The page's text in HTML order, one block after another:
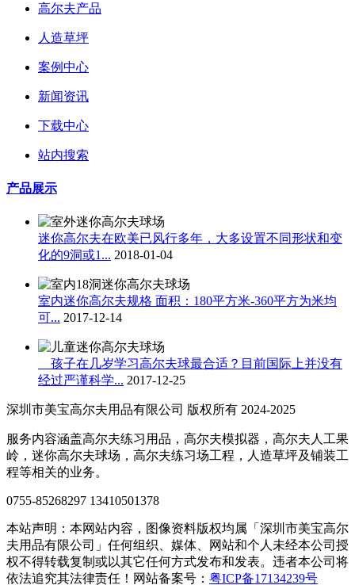
高尔夫产品
人造草坪
案例中心
新闻资讯
下载中心
站内搜索
产品展示
迷你高尔夫在欧美已风行多年，大多设置不同形状和变
化的9洞或1... 2018-01-04
室内迷你高尔夫规格 面积：180平方米-360平方为米均
可... 2017-12-14
孩子在几岁学习高尔夫球最合适？目前国际上并没有
经过严谨科学... 2017-12-25
深圳市美宝高尔夫用品有限公司 版权所有 2024-2025
服务内容涵盖高尔夫练习用品，高尔夫模拟器，高尔夫人工果
岭，迷你高尔夫球场，高尔夫练习场工程，人造草坪及铺装工
程等相关的业务。
0755-85268297 13410501378
本站声明：本网站内容，图像资料版权均属「深圳市美宝高尔
夫用品有限公司」任何组织、媒体、网站和个人未经本公司授
权不得转载复制或以其它任何方式发布和发表。违者本公司将
依法追究其法律责任！网站备案号： 粤ICP备17134239号